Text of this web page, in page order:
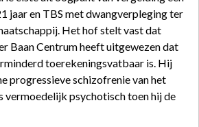
jaar en TBS met dwangverpleging ter
Het hof stelt vast dat
Baan Centrum heeft uitgewezen dat
toerekeningsvatbaar is. Hij
progressieve schizofrenie van het
vermoedelijk psychotisch toen hij de